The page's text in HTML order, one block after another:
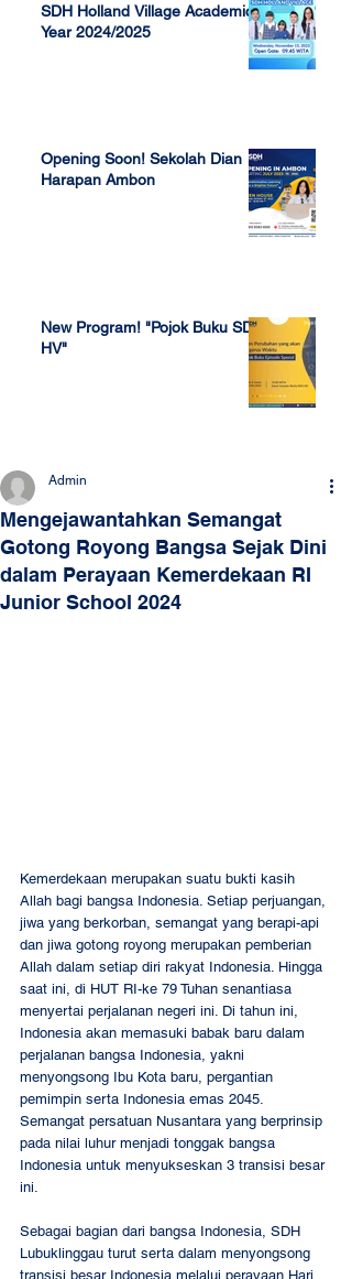
SDH Holland Village Academic
Year 2024/2025
Opening Soon! Sekolah Dian
Harapan Ambon
New Program! "Pojok Buku SDH
HV"
Mengejawantahkan Semangat
Gotong Royong Bangsa Sejak Dini
dalam Perayaan Kemerdekaan RI
Junior School 2024
Admin
Kemerdekaan merupakan suatu bukti kasih
Allah bagi bangsa Indonesia. Setiap perjuangan,
jiwa yang berkorban, semangat yang berapi-api
dan jiwa gotong royong merupakan pemberian
Allah dalam setiap diri rakyat Indonesia. Hingga
saat ini, di HUT RI-ke 79 Tuhan senantiasa
menyertai perjalanan negeri ini. Di tahun ini,
Indonesia akan memasuki babak baru dalam
perjalanan bangsa Indonesia, yakni
menyongsong Ibu Kota baru, pergantian
pemimpin serta Indonesia emas 2045.
Semangat persatuan Nusantara yang berprinsip
pada nilai luhur menjadi tonggak bangsa
Indonesia untuk menyukseskan 3 transisi besar
ini.
Sebagai bagian dari bangsa Indonesia, SDH
Lubuklinggau turut serta dalam menyongsong
transisi besar Indonesia melalui perayaan Hari